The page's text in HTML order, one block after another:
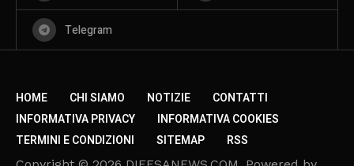
Telegram
HOME CHI SIAMO NOTIZIE
CONTATTI
INFORMATIVA PRIVACY
INFORMATIVA COOKIES
TERMINI E CONDIZIONI
SITEMAP RSS